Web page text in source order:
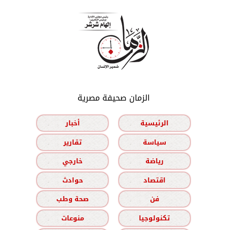
الزمان صحيفة مصرية
الرئيسية
أخبار
سياسة
تقارير
رياضة
خارجي
اقتصاد
حوادث
فن
صحة وطب
تكنولوجيا
منوعات